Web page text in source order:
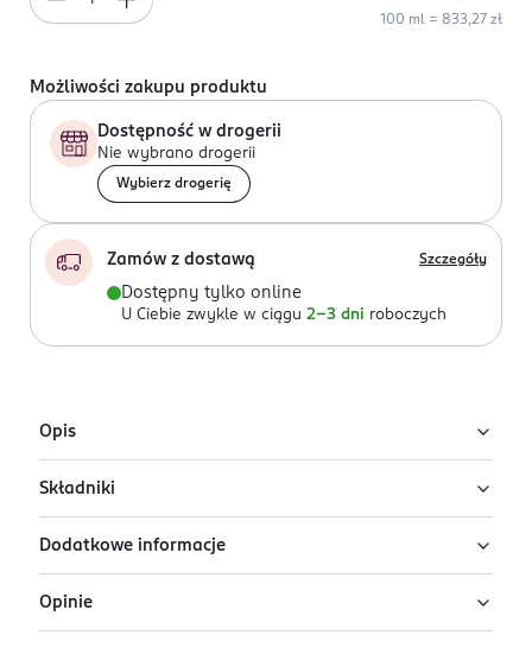
100 ml = 833,27 zł
Możliwości zakupu produktu
Dostępność w drogerii
Nie wybrano drogerii
Wybierz drogerię
Zamów z dostawą Szczegóły
Dostępny tylko online
U Ciebie zwykle w ciągu 2-3 dni roboczych
Opis
Korektor pod oczy Lancôme Effacernes
Longue Tenue w odcieniu Beige Naturel
Składniki
Ingredients: : AQUA, CYCLOPENTASILOXANE,
HYDROGENATED POLYISOBUTENE, SORBITAN
ISOSTEARATE, PROPANEDIOL, TITANIUM DIOXIDE,
PROPYLENE GLYCOL, ALUMINUM STARCH
Dodatkowe informacje
PRZYGOTOWANIE I STOSOWANIE
Nakładaj palcami lub pędzlem, w miarę potrzeb.
Opinie